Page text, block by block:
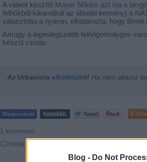
Blog - Do Not
A videót készítő Mayer Miklós azt írja a
felhőkből kikandikál az óbudai kémény) a
választotta a nyáron, elhatározta, hogy
Amúgy a legeslegszebb felhőgomolygós
készül csoda:
Az Urbanista elköltözött! Ha nem akarsz
1 komment
Címkék: